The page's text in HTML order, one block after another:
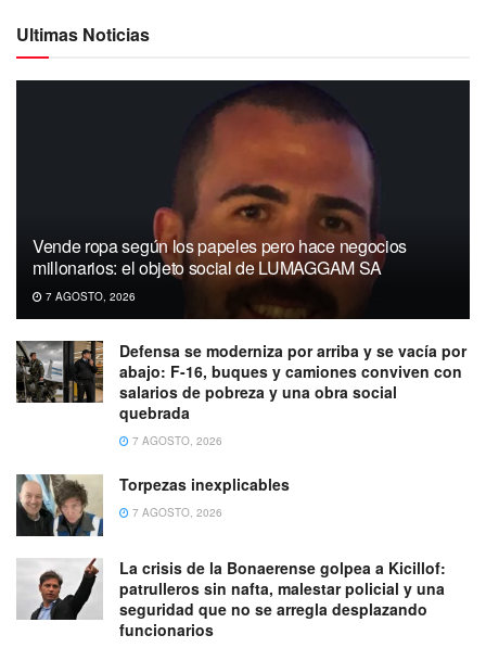
Ultimas Noticias
Vende ropa según los papeles pero hace negocios
millonarios: el objeto social de LUMAGGAM SA
7 AGOSTO, 2026
Defensa se moderniza por arriba y se vacía por
abajo: F-16, buques y camiones conviven con
salarios de pobreza y una obra social
quebrada
7 AGOSTO, 2026
Torpezas inexplicables
7 AGOSTO, 2026
La crisis de la Bonaerense golpea a Kicillof:
patrulleros sin nafta, malestar policial y una
seguridad que no se arregla desplazando
funcionarios